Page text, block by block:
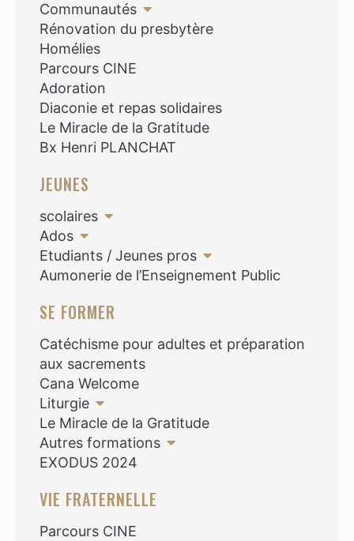
Communautés
Rénovation du presbytère
Homélies
Parcours CINE
Adoration
Diaconie et repas solidaires
Le Miracle de la Gratitude
Bx Henri PLANCHAT
JEUNES
scolaires
Ados
Etudiants / Jeunes pros
Aumonerie de l’Enseignement Public
SE FORMER
Catéchisme pour adultes et préparation
aux sacrements
Cana Welcome
Liturgie
Le Miracle de la Gratitude
Autres formations
EXODUS 2024
VIE FRATERNELLE
Parcours CINE